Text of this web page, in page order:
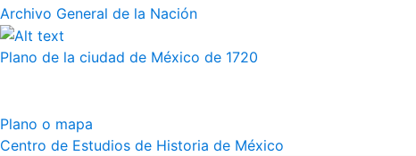
Archivo General de la Nación
Plano de la ciudad de México de 1720
Plano o mapa
Centro de Estudios de Historia de México